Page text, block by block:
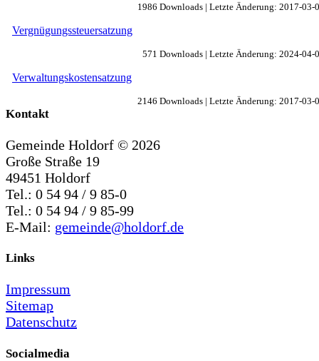
1986 Downloads | Letzte Änderung: 2017-03-
Vergnügungssteuersatzung
571 Downloads | Letzte Änderung: 2024-04-
Verwaltungskostensatzung
2146 Downloads | Letzte Änderung: 2017-03-
Kontakt
Gemeinde Holdorf © 2026
Große Straße 19
49451 Holdorf
Tel.: 0 54 94 / 9 85-0
Tel.: 0 54 94 / 9 85-99
E-Mail: gemeinde@holdorf.de
Links
Impressum
Sitemap
Datenschutz
Socialmedia